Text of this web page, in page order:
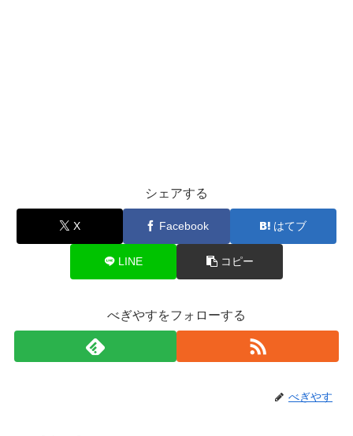
シェアする
X Facebook はてブ
LINE コピー
べぎやすをフォローする
べぎやす